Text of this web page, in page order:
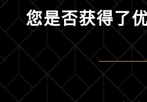
您是否获得了